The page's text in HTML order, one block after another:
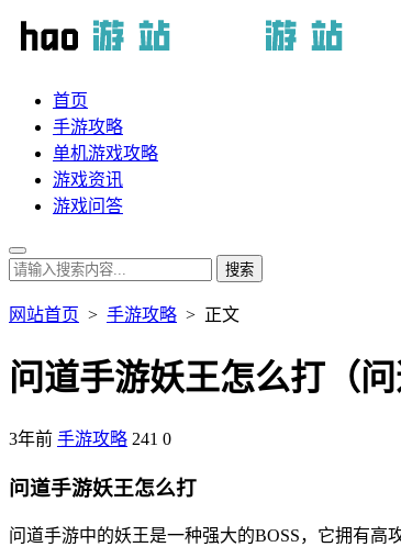
首页
手游攻略
单机游戏攻略
游戏资讯
游戏问答
网站首页 > 手游攻略 > 正文
问道手游妖王怎么打（问
3年前 手游攻略 241 0
问道手游妖王怎么打
问道手游中的妖王是一种强大的BOSS，它拥有高